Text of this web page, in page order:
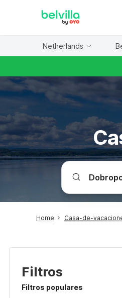
Netherlands
Home Casa-de-
Filtros
Filtros populares